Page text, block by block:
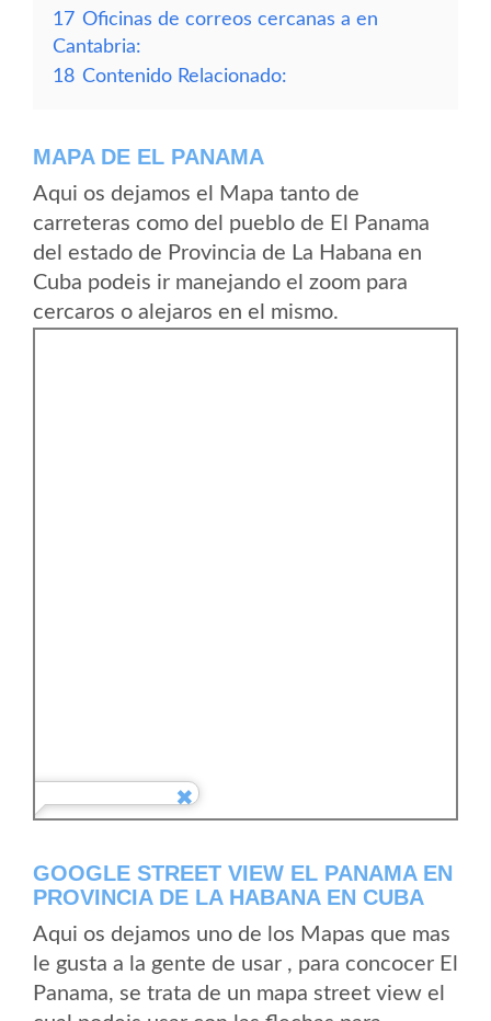
17 Oficinas de correos cercanas a en
Cantabria:
18 Contenido Relacionado:
MAPA DE EL PANAMA
Aqui os dejamos el Mapa tanto de
carreteras como del pueblo de El Panama
del estado de Provincia de La Habana en
Cuba podeis ir manejando el zoom para
cercaros o alejaros en el mismo.
GOOGLE STREET VIEW EL PANAMA EN
PROVINCIA DE LA HABANA EN CUBA
Aqui os dejamos uno de los Mapas que mas
le gusta a la gente de usar , para concocer El
Panama, se trata de un mapa street view el